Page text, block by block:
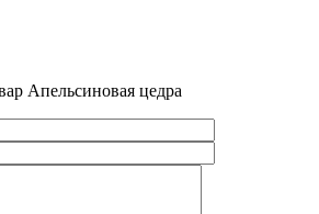
Апельсиновая цедра